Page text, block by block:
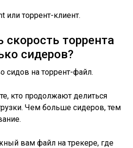
или торрент-клиент.
скорость торрента
сидеров?
сидов на торрент-файл.
кто продолжают делиться
Чем больше сидеров, тем
вам файл на трекере, где